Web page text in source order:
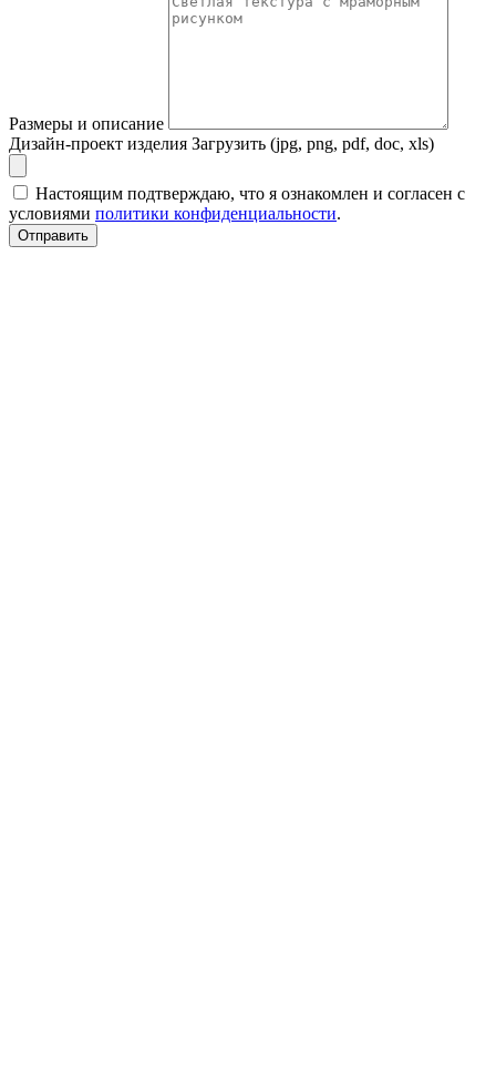
Размеры и описание
Дизайн-проект изделия Загрузить (jpg, png, pdf, doc, xls)
Настоящим подтверждаю, что я ознакомлен и согласен с
условиями политики конфиденциальности.
Отправить